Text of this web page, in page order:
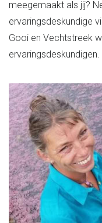
meegemaakt als jij?
ervaringsdeskundige
Gooi en Vechtstreek